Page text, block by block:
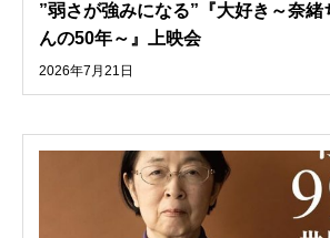
”弱さが強みになる”『大好き～奈緒
んの50年～』上映会
2026年7月21日